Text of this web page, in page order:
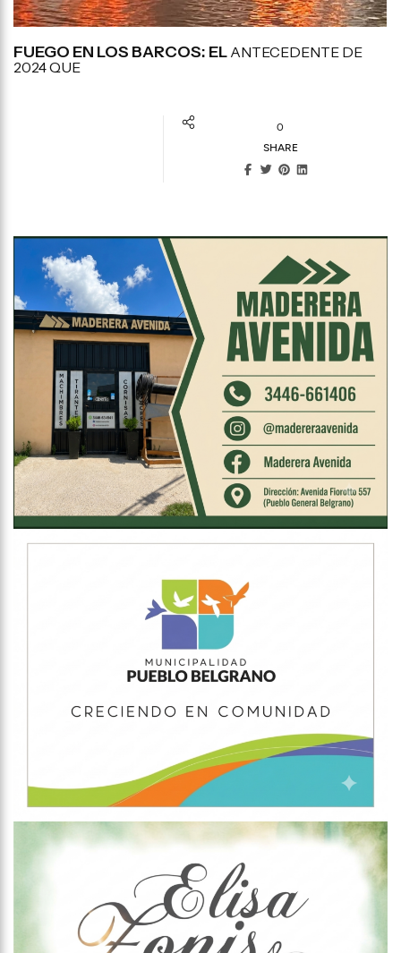
FUEGO EN LOS BARCOS: EL ANTECEDENTE DE
2024 QUE
0
SHARE